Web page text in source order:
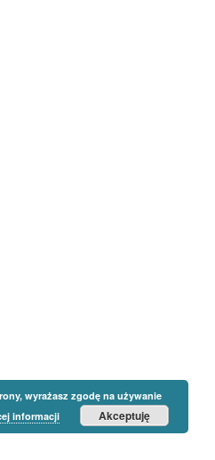
wyrażasz zgodę na używanie
informacji Akceptuję